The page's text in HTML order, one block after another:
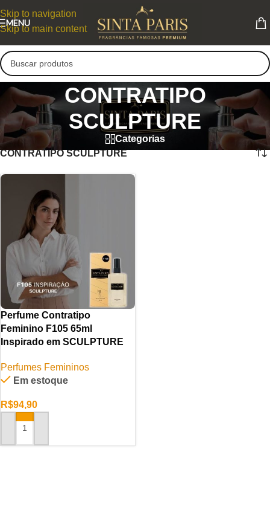
Skip to navigation
Skip to main content
MENU
CONTRATIPO
SCULPTURE
Categorias
CONTRATIPO SCULPTURE
Perfume Contratipo
Feminino F105 65ml
Inspirado em SCULPTURE
Perfumes Femininos
Em estoque
R$94,90
ADICIONAR AO CARRINHO